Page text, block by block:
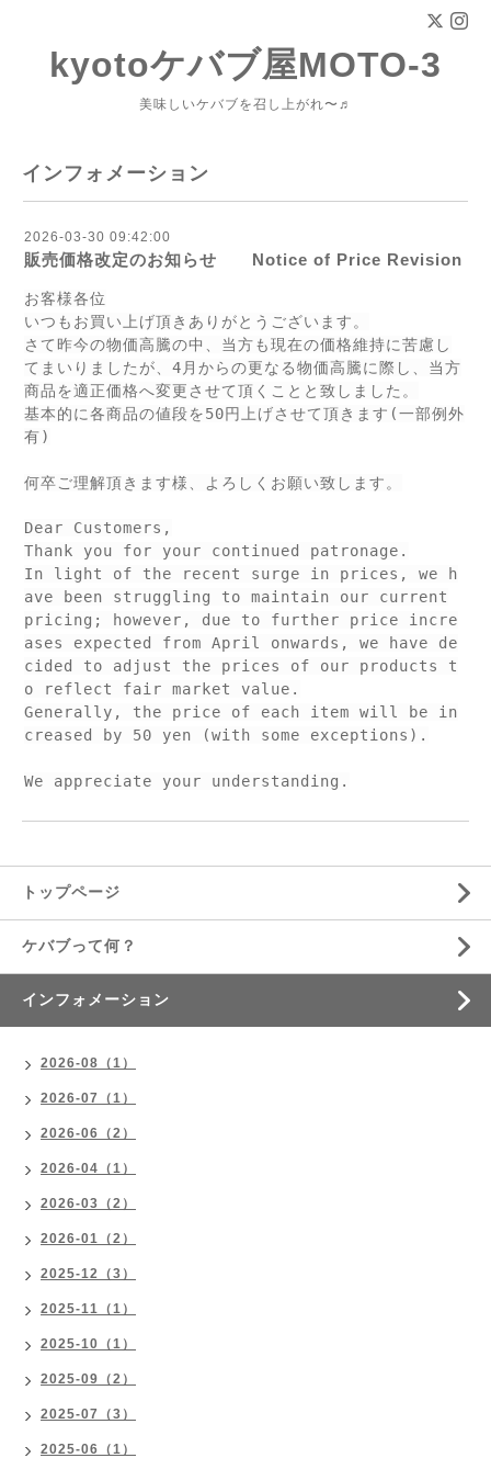
kyotoケバブ屋MOTO-3
美味しいケバブを召し上がれ〜♬
インフォメーション
2026-03-30 09:42:00
販売価格改定のお知らせ Notice of Price Revision
お客様各位
いつもお買い上げ頂きありがとうございます。
さて昨今の物価高騰の中、当方も現在の価格維持に苦慮し
てまいりましたが、4月からの更なる物価高騰に際し、当方
商品を適正価格へ変更させて頂くことと致しました。
基本的に各商品の値段を50円上げさせて頂きます(一部例外
有)
何卒ご理解頂きます様、よろしくお願い致します。
Dear Customers,
Thank you for your continued patronage.
In light of the recent surge in prices, we h
ave been struggling to maintain our current
pricing; however, due to further price incre
ases expected from April onwards, we have de
cided to adjust the prices of our products t
o reflect fair market value.
Generally, the price of each item will be in
creased by 50 yen (with some exceptions).
We appreciate your understanding.
トップページ
ケバブって何？
インフォメーション
2026-08（1）
2026-07（1）
2026-06（2）
2026-04（1）
2026-03（2）
2026-01（2）
2025-12（3）
2025-11（1）
2025-10（1）
2025-09（2）
2025-07（3）
2025-06（1）